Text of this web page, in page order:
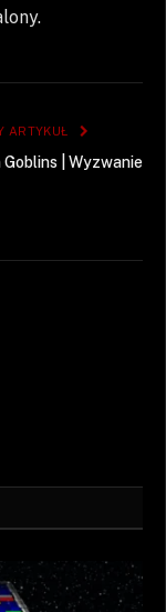
ARTYKUŁ
Goblins | Wyzwanie